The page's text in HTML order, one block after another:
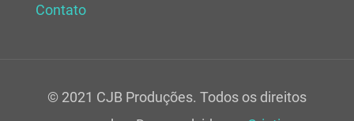
Contato
© 2021 CJB Produções. Todos os direitos